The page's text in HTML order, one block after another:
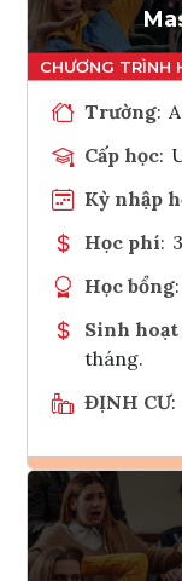
Trường:
Cấp học:
Kỳ nhập
Học phí:
Học bổng:
Sinh
tháng.
ĐỊNH CƯ: